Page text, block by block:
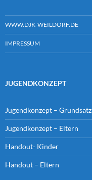
WWW.DJK-WEILDORF.DE
IMPRESSUM
JUGENDKONZEPT
Jugendkonzept – Grundsatz
Jugendkonzept – Eltern
Handout- Kinder
Handout – Eltern